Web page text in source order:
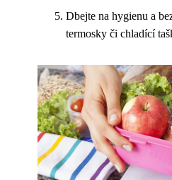
Dbejte na hygienu a
termosky či chladící